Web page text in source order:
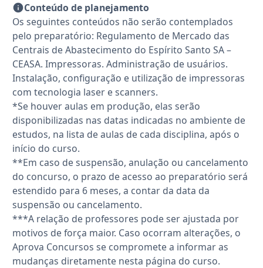
Conteúdo de planejamento
Os seguintes conteúdos não serão contemplados
pelo preparatório: Regulamento de Mercado das
Centrais de Abastecimento do Espírito Santo SA –
CEASA. Impressoras. Administração de usuários.
Instalação, configuração e utilização de impressoras
com tecnologia laser e scanners.
*Se houver aulas em produção, elas serão
disponibilizadas nas datas indicadas no ambiente de
estudos, na lista de aulas de cada disciplina, após o
início do curso.
**Em caso de suspensão, anulação ou cancelamento
do concurso, o prazo de acesso ao preparatório será
estendido para 6 meses, a contar da data da
suspensão ou cancelamento.
***A relação de professores pode ser ajustada por
motivos de força maior. Caso ocorram alterações, o
Aprova Concursos se compromete a informar as
mudanças diretamente nesta página do curso.